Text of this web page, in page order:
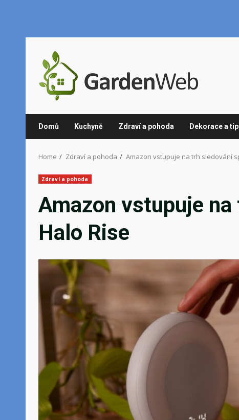
content
Domů Kuchyně Zdraví a pohoda Dekorace a
Home Zdraví a pohoda Amazon vstupuje na trh sledování
Zdraví a pohoda
Amazon vstupuje
Halo Rise